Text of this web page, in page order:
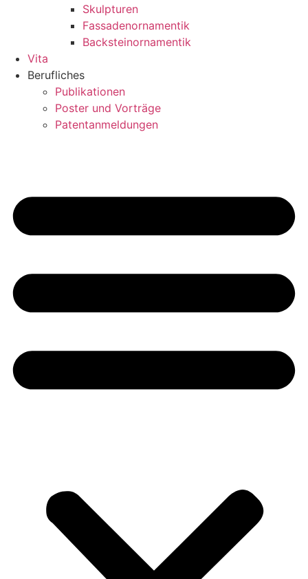
Skulpturen
Fassadenornamentik
Backsteinornamentik
Vita
Berufliches
Publikationen
Poster und Vorträge
Patentanmeldungen